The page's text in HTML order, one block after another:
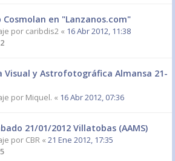
Cosmolan en "Lanzanos.com"
por caribdis2 « 16 Abr 2012, 11:38
2
Visual y Astrofotográfica Almansa 21-
por Miquel. « 16 Abr 2012, 07:36
21/01/2012 Villatobas (AAMS)
por CBR « 21 Ene 2012, 17:35
5